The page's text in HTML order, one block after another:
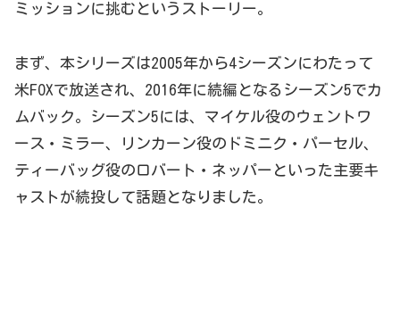
ミッションに挑むというストーリー。
まず、本シリーズは2005年から4シーズンにわたって
米FOXで放送され、2016年に続編となるシーズン5でカ
ムバック。シーズン5には、マイケル役のウェントワ
ース・ミラー、リンカーン役のドミニク・パーセル、
ティーバッグ役のロバート・ネッパーといった主要キ
ャストが続投して話題となりました。